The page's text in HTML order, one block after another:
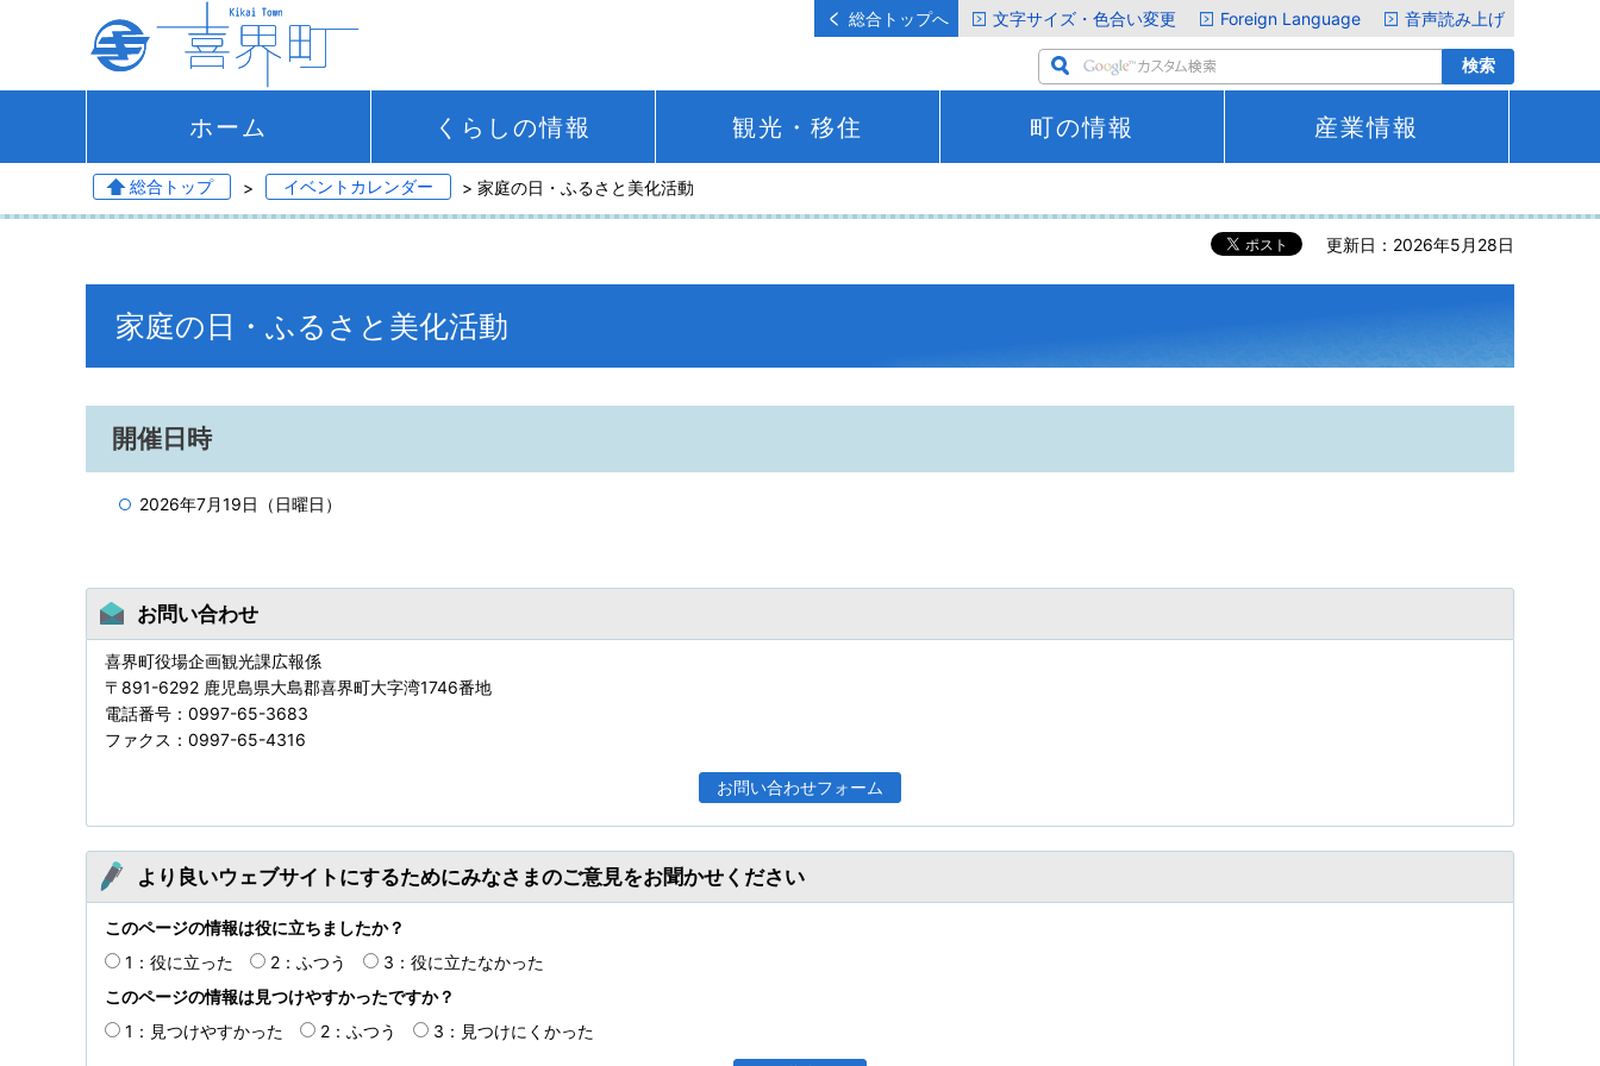
総合トップへ 文字サイズ・色合い変更 Foreign Language 音声読み上げ
ホーム くらしの情報 観光・移住 町の情報 産業情報
総合トップ > イベントカレンダー > 家庭の日・ふるさと美化活動
更新日：2026年5月28日
家庭の日・ふるさと美化活動
開催日時
2026年7月19日（日曜日）
お問い合わせ
喜界町役場企画観光課広報係
〒891-6292 鹿児島県大島郡喜界町大字湾1746番地
電話番号：0997-65-3683
ファクス：0997-65-4316
より良いウェブサイトにするためにみなさまのご意見をお聞かせください
このページの情報は役に立ちましたか？
1：役に立った
2：ふつう
3：役に立たなかった
このページの情報は見つけやすかったですか？
1：見つけやすかった
2：ふつう 3：見つけにくかった